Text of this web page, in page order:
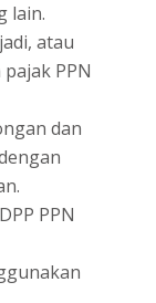
lain.
atau
PPN
dan
PPN